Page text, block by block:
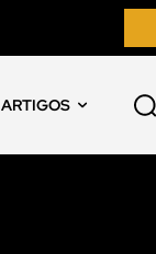
ARTIGOS